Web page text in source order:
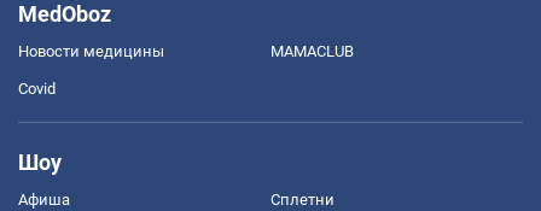
MedOboz
Новости медицины MAMACLUB
Covid
Шоу
Афиша Сплетни